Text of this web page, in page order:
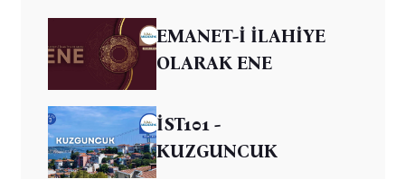
EMANET-İ İLAHİYE
OLARAK ENE
İST101 -
KUZGUNCUK